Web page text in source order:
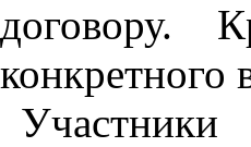
договору.
конкретного